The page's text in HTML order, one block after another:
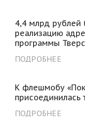
4,4 млрд рублей
реализацию
программы
ПОДРОБНЕЕ
К флешмобу
присоединилась
ПОДРОБНЕЕ